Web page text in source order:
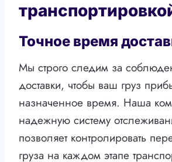
Точное время
Мы строго следим за
доставки, чтобы ваш груз
назначенное время. Наша
надежную систему
позволяет контролировать
груза на каждом этапе